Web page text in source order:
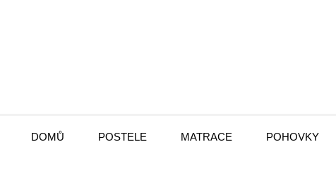
DOMŮ POSTELE MATRACE POHOVKY